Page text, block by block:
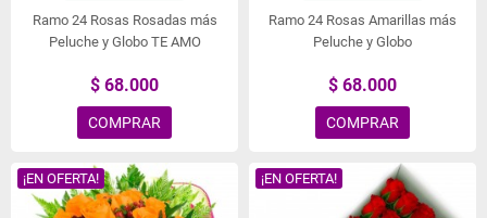
Ramo 24 Rosas Rosadas más
Peluche y Globo TE AMO
$ 68.000
COMPRAR
Ramo 24 Rosas Amarillas más
Peluche y Globo
$ 68.000
COMPRAR
¡EN OFERTA! ¡EN OFERTA!